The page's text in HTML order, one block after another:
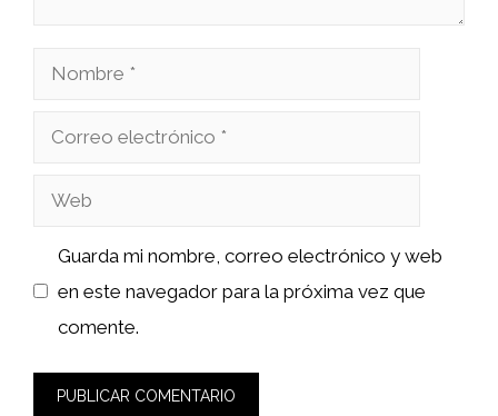
Nombre
Correo
Web
Guarda mi nombre, correo electrónico y web
en este navegador para la próxima vez que
comente.